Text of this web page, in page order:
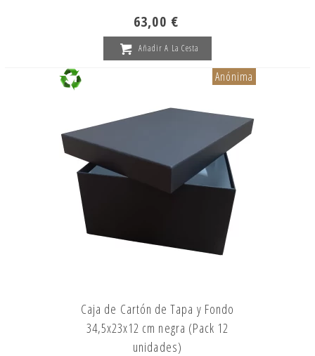
63,00 €
Añadir A La Cesta
Anónima
Caja de Cartón de Tapa y Fondo
34,5x23x12 cm negra (Pack 12
unidades)